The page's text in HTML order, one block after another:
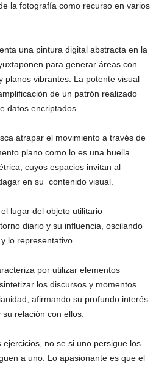
la fotografía como recurso en varios
una pintura digital abstracta en la
para generar áreas con
planos vibrantes. La potente visual
de un patrón realizado
datos encriptados.
atrapar el movimiento a través de
plano como lo es una huella
cuyos espacios invitan al
en su contenido visual.
lugar del objeto utilitario
diario y su influencia, oscilando
lo representativo.
por utilizar elementos
los discursos y momentos
afirmando su profundo interés
relación con ellos.
ejercicios, no se si uno persigue los
a uno. Lo apasionante es que el